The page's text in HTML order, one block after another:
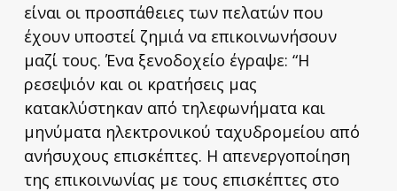
είναι οι προσπάθειες των πελατών που
έχουν υποστεί ζημιά να επικοινωνήσουν
μαζί τους. Ένα ξενοδοχείο έγραψε: “Η
ρεσεψιόν και οι κρατήσεις μας
κατακλύστηκαν από τηλεφωνήματα και
μηνύματα ηλεκτρονικού ταχυδρομείου από
ανήσυχους επισκέπτες. Η απενεργοποίηση
της επικοινωνίας με τους επισκέπτες στο